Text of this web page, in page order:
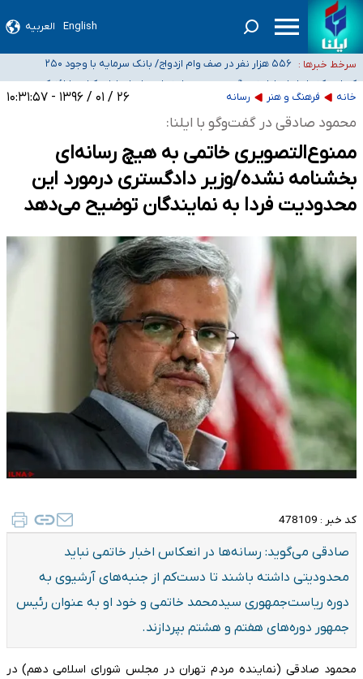
English العربیه
سرخط خبرها :
باقی‌مانده در دبی متناسب با شرایط جدید تصمیم‌گیری می‌شود
هشدار درباره مصرف و دسترسی آسان به ماده مخدر ناس
بازگشت اساتید دانشگاه فرهنگیان به کجا رسید؟
۵۵۶ هزار نفر در صف وام ازدواج/ بانک سرمایه با وجود ۲۵۰
متقاضی، تاکنون هیچ فقره وامی پرداخت نکرده است
کسانی که خواهان ادامه جنگ هستند، برنامه خود را برای اداره کشور ارائه کنند
خانه
فرهنگ و هنر رسانه ۲۶ / ۰۱ / ۱۳۹۶ - ۱۰:۳۱:۵۷
محمود صادقی در گفت‌وگو با ایلنا:
ممنوع‌التصویری خاتمی به هیچ رسانه‌ای
بخشنامه نشده/وزیر دادگستری درمورد این
محدودیت فردا به نمایندگان توضیح می‌دهد
کد خبر : 478109
صادقی می‌گوید: رسانه‌ها در انعکاس اخبار خاتمی نباید
محدودیتی داشته باشند تا دست‌کم از جنبه‌های آرشیوی به
دوره ریاست‌جمهوری سیدمحمد خاتمی و خود او به عنوان رئیس
جمهور دوره‌های هفتم و هشتم بپردازند.
محمود صادقی (نماینده مردم تهران در مجلس شورای اسلامی دهم) در